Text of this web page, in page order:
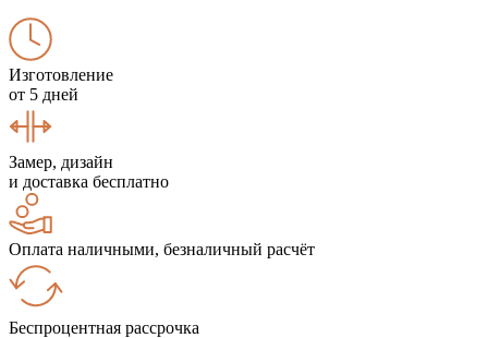
Изготовление
от 5 дней
Замер, дизайн
и доставка бесплатно
Оплата наличными, безналичный расчёт
Беспроцентная рассрочка